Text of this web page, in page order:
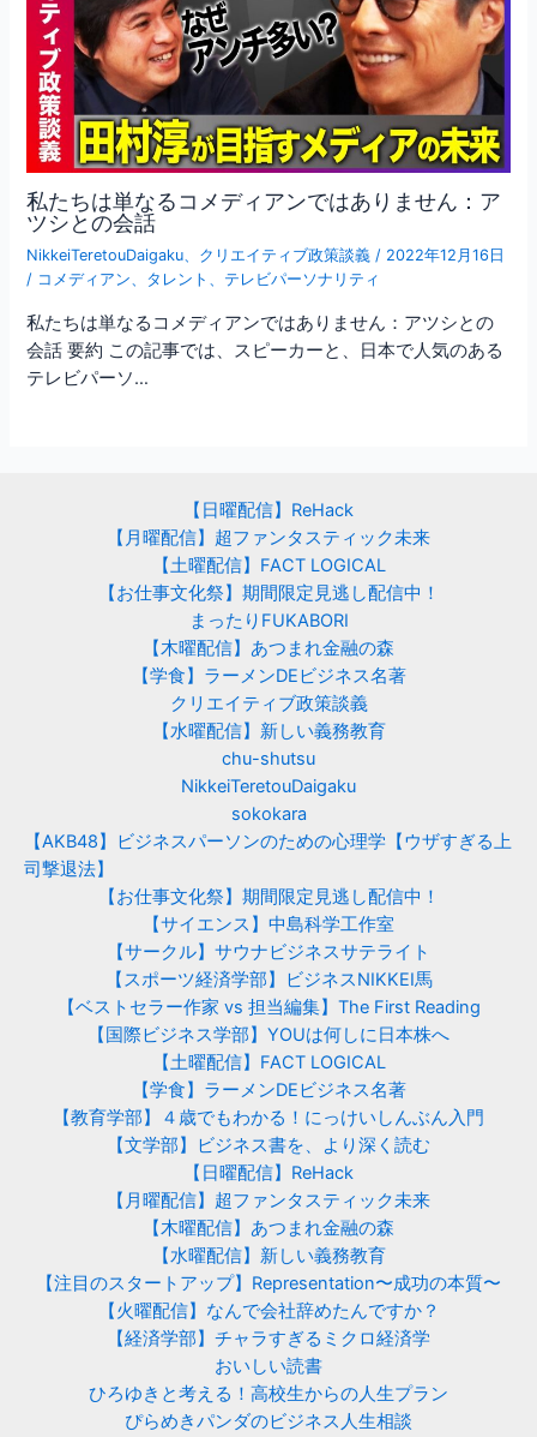
私たちは単なるコメディアンではありません：ア
ツシとの会話
NikkeiTeretouDaigaku、 クリエイティブ政策談義 / 2022年12月16日
/ コメディアン、 タレント 、 テレビパーソナリティ
私たちは単なるコメディアンではありません：アツシとの
会話 要約 この記事では、スピーカーと、日本で人気のある
テレビパーソ…
【日曜配信】ReHack
【月曜配信】超ファンタスティック未来
【土曜配信】FACT LOGICAL
【お仕事文化祭】期間限定見逃し配信中！
まったりFUKABORI
【木曜配信】あつまれ金融の森
【学食】ラーメンDEビジネス名著
クリエイティブ政策談義
【水曜配信】新しい義務教育
chu-shutsu
NikkeiTeretouDaigaku
sokokara
【AKB48】ビジネスパーソンのための心理学【ウザすぎる上
司撃退法】
【お仕事文化祭】期間限定見逃し配信中！
【サイエンス】中島科学工作室
【サークル】サウナビジネスサテライト
【スポーツ経済学部】ビジネスNIKKEI馬
【ベストセラー作家 vs 担当編集】The First Reading
【国際ビジネス学部】YOUは何しに日本株へ
【土曜配信】FACT LOGICAL
【学食】ラーメンDEビジネス名著
【教育学部】４歳でもわかる！にっけいしんぶん入門
【文学部】ビジネス書を、より深く読む
【日曜配信】ReHack
【月曜配信】超ファンタスティック未来
【木曜配信】あつまれ金融の森
【水曜配信】新しい義務教育
【注目のスタートアップ】Representation〜成功の本質〜
【火曜配信】なんで会社辞めたんですか？
【経済学部】チャラすぎるミクロ経済学
おいしい読書
ひろゆきと考える！高校生からの人生プラン
ぴらめきパンダのビジネス人生相談